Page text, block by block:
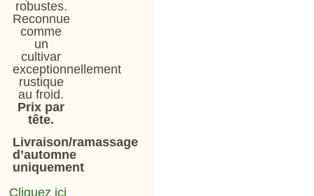
robustes.
Reconnue
comme
un
cultivar
exceptionnellement
rustique
au froid.
Prix par
tête.
Livraison/ramassage
d’automne
uniquement
Cliquez ici